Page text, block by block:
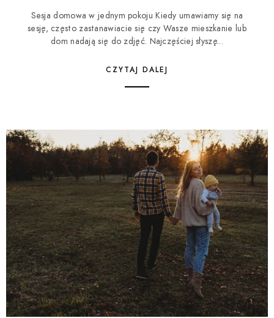
Sesja domowa w jednym pokoju Kiedy umawiamy się na
sesję, często zastanawiacie się czy Wasze mieszkanie lub
dom nadają się do zdjęć. Najczęściej słyszę...
CZYTAJ DALEJ